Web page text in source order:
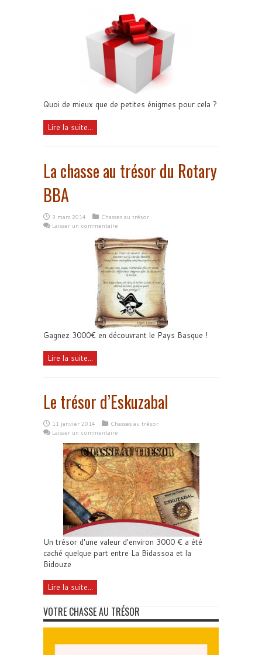
Quoi de mieux que de petites énigmes pour cela ?
Lire la suite...
La chasse au trésor du Rotary
BBA
3 mars 2014
Chasses au trésor
Laisser un commentaire
Gagnez 3000€ en découvrant le Pays Basque !
Lire la suite...
Le trésor d’Eskuzabal
11 janvier 2014
Chasses au trésor
Laisser un commentaire
Un trésor d'une valeur d'environ 3000 € a été
caché quelque part entre La Bidassoa et la
Bidouze
Lire la suite...
VOTRE CHASSE AU TRÉSOR